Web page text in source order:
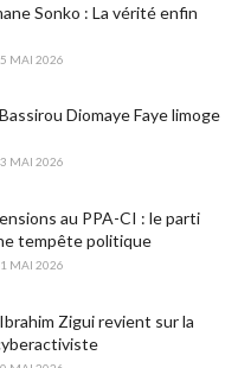
Sonko : La vérité enfin
MAI 2026
Diomaye Faye limoge
MAI 2026
au PPA-CI : le parti
tempête politique
MAI 2026
Zigui revient sur la